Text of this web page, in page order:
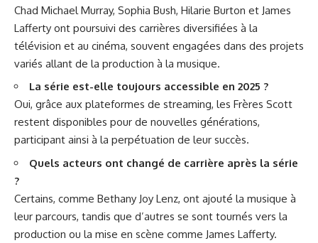
Chad Michael Murray, Sophia Bush, Hilarie Burton et James
Lafferty ont poursuivi des carrières diversifiées à la
télévision et au cinéma, souvent engagées dans des projets
variés allant de la production à la musique.
La série est-elle toujours accessible en 2025 ?
Oui, grâce aux plateformes de streaming, les Frères Scott
restent disponibles pour de nouvelles générations,
participant ainsi à la perpétuation de leur succès.
Quels acteurs ont changé de carrière après la série
?
Certains, comme Bethany Joy Lenz, ont ajouté la musique à
leur parcours, tandis que d’autres se sont tournés vers la
production ou la mise en scène comme James Lafferty.